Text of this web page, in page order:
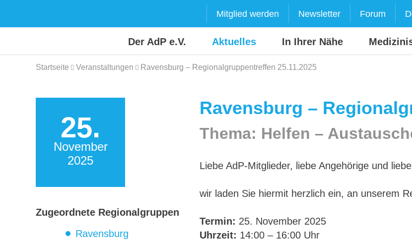
Mitglied werden Newsletter Forum
Der AdP e.V. Aktuelles In Ihrer Nähe
Startseite Veranstaltungen Ravensburg – Regionalgruppentreffen 25.11.2025
25.
November
2025
Zugeordnete Regionalgruppen
Ravensburg
Ravensburg –
Thema: Helfen –
Liebe AdP-Mitglieder, liebe Angehörige und
wir laden Sie hiermit herzlich ein, an unserem
Termin: 25. November 2025
Uhrzeit: 14:00 – 16:00 Uhr